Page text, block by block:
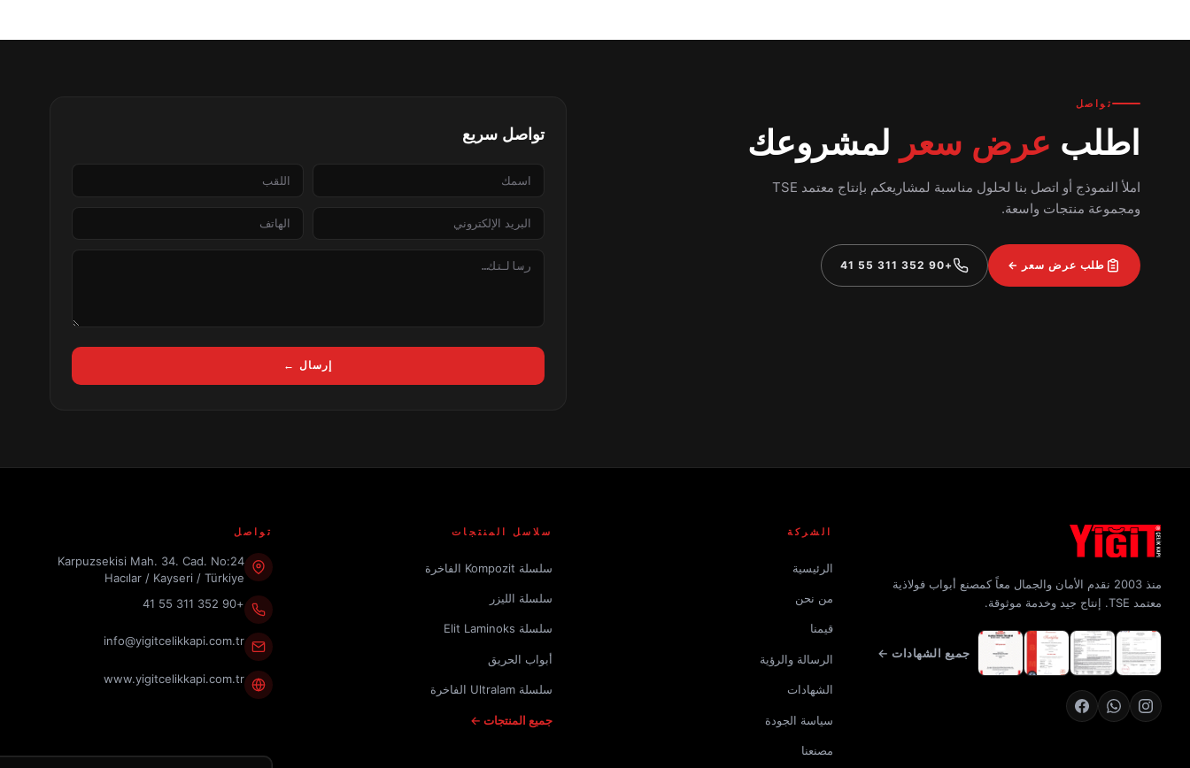
تواصل
اطلب عرض سعر لمشروعك
املأ النموذج أو اتصل بنا لحلول مناسبة لمشاريعكم بإنتاج معتمد TSE
ومجموعة منتجات واسعة.
طلب عرض سعر ← +90 352 311 55 41
تواصل سريع
الاسم اللقب
البريد
الإلكتروني
الهاتف
الرسالة
إرسال ←
منذ 2003 نقدم الأمان والجمال معاً كمصنع أبواب فولاذية
معتمد TSE. إنتاج جيد وخدمة موثوقة.
جميع الشهادات ←
الشركة
الرئيسية
من نحن
قيمنا
الرسالة والرؤية
الشهادات
سياسة الجودة
مصنعنا
سلاسل المنتجات
سلسلة Kompozit الفاخرة
سلسلة الليزر
سلسلة Elit Laminoks
أبواب الحريق
سلسلة Ultralam الفاخرة
جميع المنتجات ←
تواصل
Karpuzsekisi Mah. 34. Cad. No:24
Hacılar / Kayseri / Türkiye
+90 352 311 55 41
info@yigitcelikkapi.com.tr
www.yigitcelikkapi.com.tr